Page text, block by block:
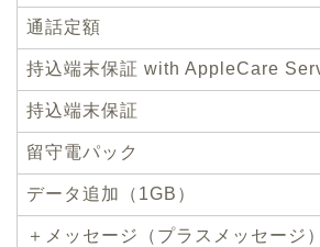
通話定額
持込端末保証 with AppleCare
持込端末保証
留守電パック
データ追加（1GB）
＋メッセージ（プラスメッセージ）